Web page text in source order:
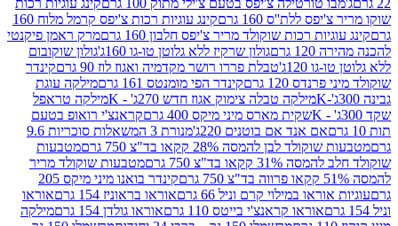
טורטילה צ'יפס בטעם צ'ילי מתוק 100 גרם
קינג עוגיות רכות
ללת''ס 160 גרם
קינג עוגיות רכות צ'יפס קרמל מלוח 160
רכות שוקולד מריר צ'יפס חלבון 160 גרם
מרק ראמן פיקנטי
גרם
גולון שרקיז ללא גלוטן טו-גו 160ג'
גולון שוקובום
120ג'
טבלת פררו רושר מקדמיה ואגוז לוז 90 גרם
קינדר
120 גרם
קינדר הפי מומנטס 161 גרם
מילקה עוגת
מילקה טבלה צימוק אגוז חדש 270ג' - K
מילקה טראפל
שקית מארס מיני מיקס 400 גרם
קראנצ'י רואופ בטעם
אם אנד אם בוטנים 220ג'
מנורת 3 המשאלות סוכריות 9.6
לבן להמסה 28% קקאו בד"צ 750 גרם
מטבעות
קקאו בד"צ 750 גרם
מטבעות שוקולד מריר
קינדר בואנו מיני מיקס 205
במילוי קרם וניל 66 גרם
אוראו בראוניז 154 גרם
אוראו
אוראו קראנצ'י בייטס 110 גרם
אוראו גולדן 154 גרם
מילקה